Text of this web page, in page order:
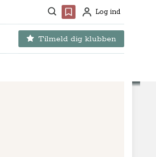
Søg Favoritter
ProfilLog ind
Tilmeld dig klubben